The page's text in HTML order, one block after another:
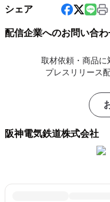
シェア
配信企業へのお問い合わ
取材依頼・商品に
プレスリリース
阪神電気鉄道株式会社